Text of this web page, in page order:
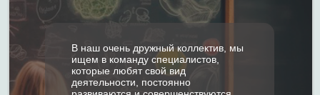
В наш очень дружный коллектив, мы
ищем в команду специалистов,
которые любят свой вид
деятельности, постоянно